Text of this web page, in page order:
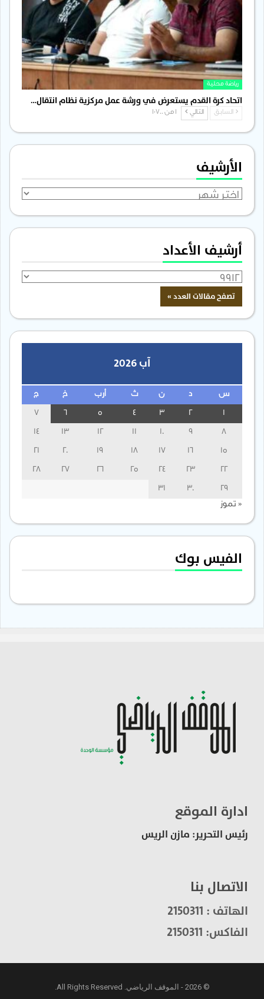
رياضة محلية
اتحاد كرة القدم يستعرض في ورشة عمل مركزية نظام انتقال…
السابق التالي
الأرشيف
الأرشيف
أرشيف الأعداد
آب 2026
س ن ث أرب خ ج
3
13
14
15
16
17
18
19
20
21
22
23
24
25
26
27
28
29
30
31
« تموز
الفيس بوك
ادارة الموقع
رئيس التحرير: مازن الريس
الاتصال بنا
الهاتف : 2150311
الفاكس: 2150311
© 2026 - الموقف الرياضي. All Rights Reserved.